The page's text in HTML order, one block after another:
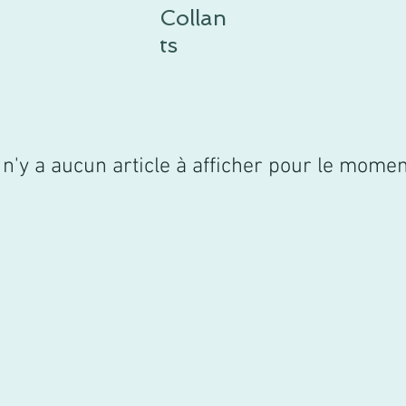
Collan
ts
a aucun article à afficher pour le